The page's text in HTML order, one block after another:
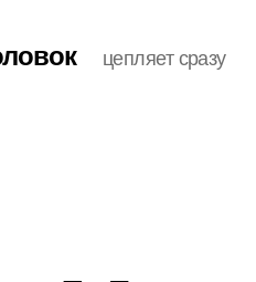
цепляет сразу